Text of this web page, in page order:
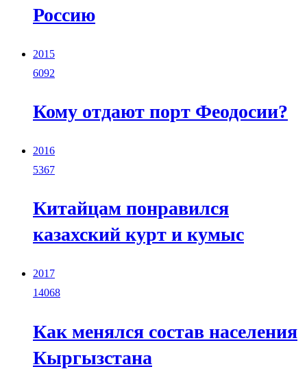
Россию
2015
6092
Кому отдают порт Феодосии?
2016
5367
Китайцам понравился
казахский курт и кумыс
2017
14068
Как менялся состав населения
Кыргызстана